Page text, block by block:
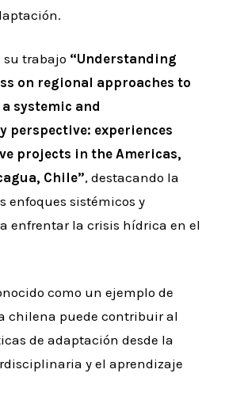
su trabajo “Understanding
on regional approaches to
systemic and
experiences
projects in the Americas,
Chile”, destacando la
enfoques sistémicos y
enfrentar la crisis hídrica en el
como un ejemplo de
chilena puede contribuir al
de adaptación desde la
y el aprendizaje